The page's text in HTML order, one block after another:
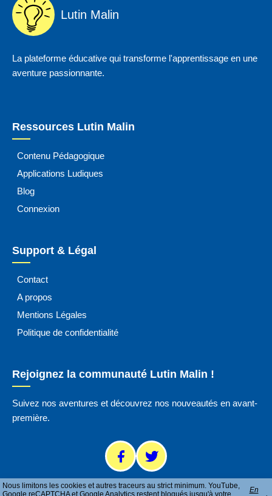
Nous limitons les cookies et autres traceurs au strict minimum. YouTube,
Google reCAPTCHA et Google Analytics restent bloqués jusqu'à votre
En
Lutin Malin
La plateforme éducative qui transforme l'apprentissage en une
aventure passionnante.
Ressources Lutin Malin
Contenu Pédagogique
Applications Ludiques
Blog
Connexion
Support & Légal
Contact
A propos
Mentions Légales
Politique de confidentialité
Rejoignez la communauté Lutin Malin !
Suivez nos aventures et découvrez nos nouveautés en avant-
première.